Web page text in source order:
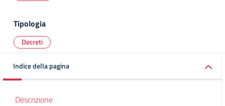
Tipologia
Decreti
Indice della pagina
Descrizione